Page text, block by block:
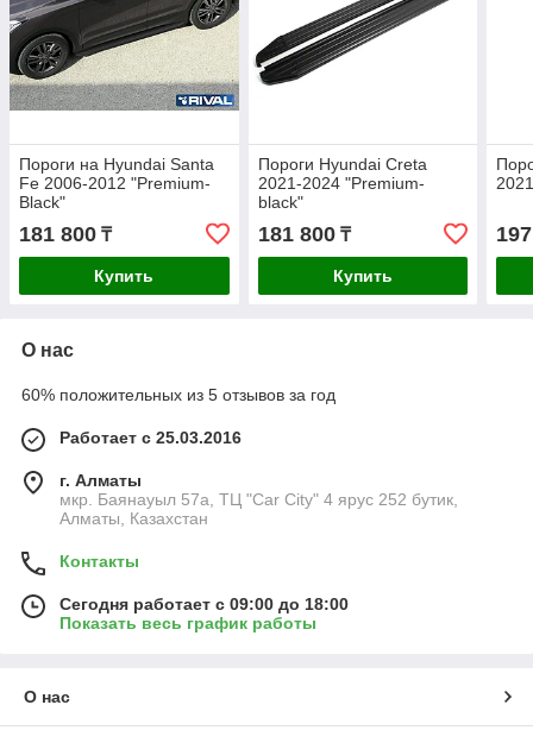
Пороги на Hyundai Santa
Fe 2006-2012 "Premium-
Black"
181 800 ₸
Купить
Пороги Hyundai Creta
2021-2024 "Premium-
black"
181 800₸
Купить
О нас
60% положительных из 5 отзывов за год
Работает с 25.03.2016
г. Алматы
мкр. Баянауыл 57а, ТЦ "Car Сity" 4 ярус 252 бутик,
Алматы, Казахстан
Контакты
Сегодня работает с 09:00 до 18:00
Показать весь график работы
О нас